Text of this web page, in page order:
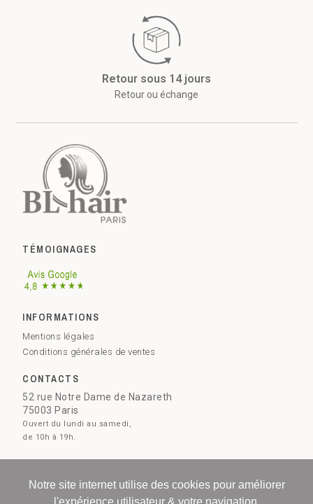
Retour sous 14 jours
Retour ou échange
TÉMOIGNAGES
INFORMATIONS
Mentions légales
Conditions générales de ventes
CONTACTS
52 rue Notre Dame de Nazareth
75003 Paris
Ouvert du lundi au samedi,
de 10h à 19h.
Contactez-nous
Notre site internet utilise des cookies pour améliorer
l'expérience utilisateur & votre navigation.